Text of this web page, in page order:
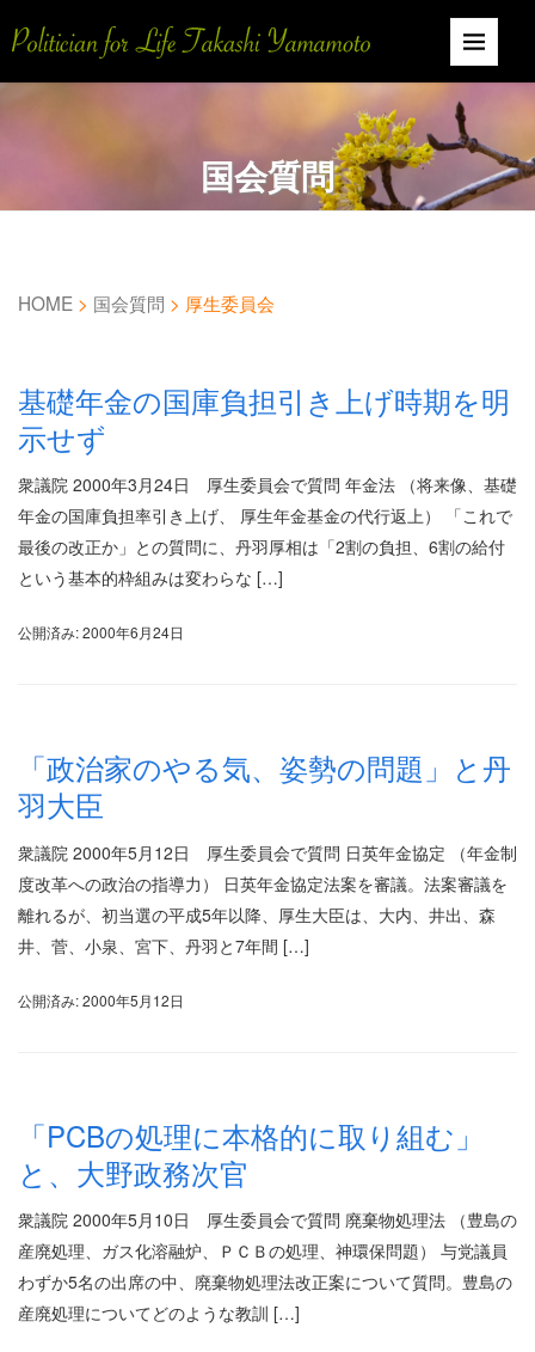
国会質問
HOME > 国会質問 > 厚生委員会
基礎年金の国庫負担引き上げ時期を明
示せず
衆議院 2000年3月24日 厚生委員会で質問 年金法 （将来像、基礎
年金の国庫負担率引き上げ、 厚生年金基金の代行返上） 「これで
最後の改正か」との質問に、丹羽厚相は「2割の負担、6割の給付
という基本的枠組みは変わらな […]
公開済み: 2000年6月24日
「政治家のやる気、姿勢の問題」と丹
羽大臣
衆議院 2000年5月12日 厚生委員会で質問 日英年金協定 （年金制
度改革への政治の指導力） 日英年金協定法案を審議。法案審議を
離れるが、初当選の平成5年以降、厚生大臣は、大内、井出、森
井、菅、小泉、宮下、丹羽と7年間 […]
公開済み: 2000年5月12日
「PCBの処理に本格的に取り組む」
と、大野政務次官
衆議院 2000年5月10日 厚生委員会で質問 廃棄物処理法 （豊島の
産廃処理、ガス化溶融炉、ＰＣＢの処理、神環保問題） 与党議員
わずか5名の出席の中、廃棄物処理法改正案について質問。豊島の
産廃処理についてどのような教訓 […]